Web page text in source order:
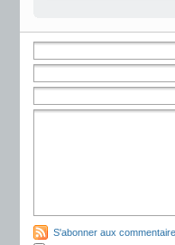
S'abonner aux